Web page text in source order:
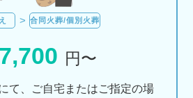
合同火葬/個別火葬
7,700 円〜
て、ご自宅またはご指定の場